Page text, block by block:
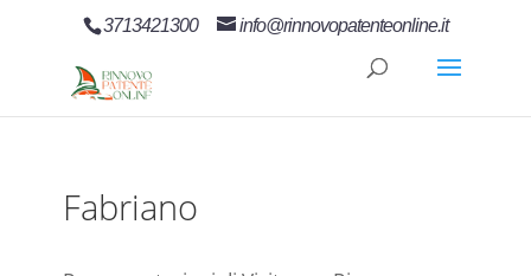
3713421300 info@rinnovopatenteonline.it
Fabriano